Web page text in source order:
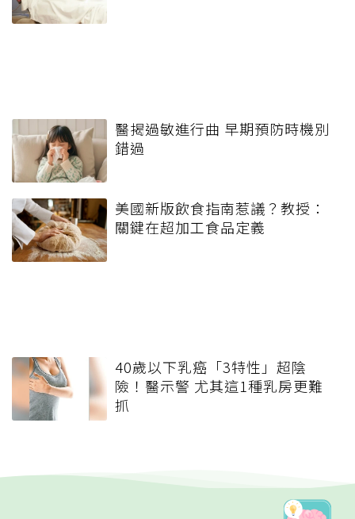
醫揭過敏進行曲 早期預防時機別
錯過
美國新版飲食指南惹議？教授：
關鍵在超加工食品定義
40歲以下乳癌「3特性」超陰
險！醫示警 尤其這1種乳房更難
抓